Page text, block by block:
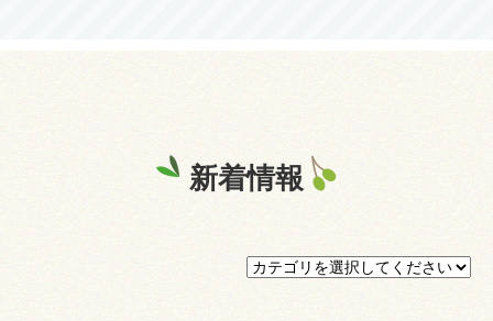
新着情報